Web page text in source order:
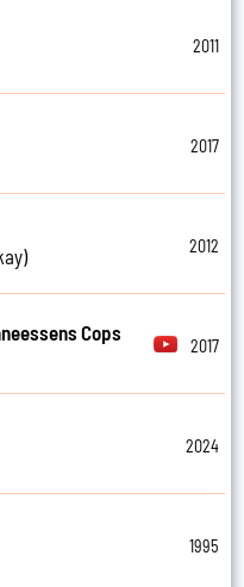
2011
2017
2012
Cops
2017
2024
1995